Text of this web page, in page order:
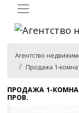
Агентство
Продажа 1-
ПРОДАЖА 1-
ПРОВ.